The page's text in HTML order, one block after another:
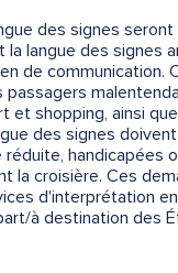
des signes
langue des signes
de
et shopping, ainsi
des signes
handicapées
la croisière. Ces
d'interprétation
à destination des